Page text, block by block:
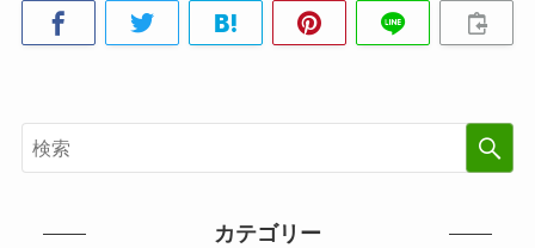
カテゴリー